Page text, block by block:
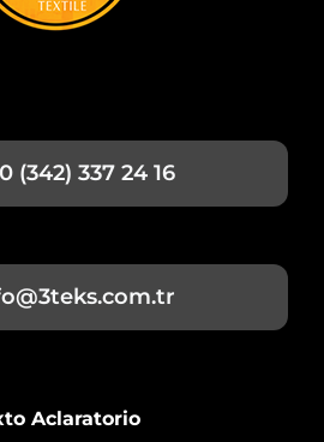
(342) 337 24 16
Aclaratorio